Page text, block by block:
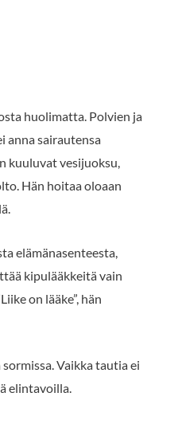
huolimatta. Polvien ja
anna sairautensa
kuuluvat vesijuoksu,
Hän hoitaa oloaan
elämänasenteesta,
kipulääkkeitä vain
on lääke”, hän
Vaikka tautia ei
elintavoilla.